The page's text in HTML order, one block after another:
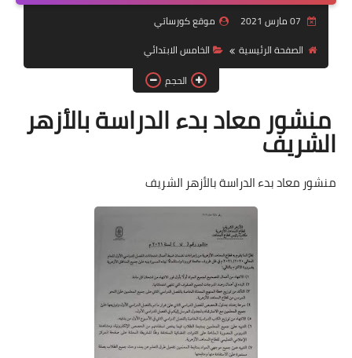
موضوعات
تربويات
تكنولوجيا
قصص للأطفال
صحة
موقع كورساتي
الصفحة الرئيسية
الخامس الابتدائي
الحجم
منشور معاد بدء الدراسة بالأزهر
الشريف
منشور معاد بدء الدراسة بالأزهر الشريف